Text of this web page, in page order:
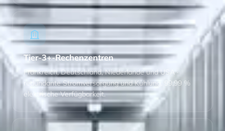
Tier-3+-Rechenzentren
Frankreich, Deutschland, Niederlande und USA ·
redundante Stromversorgung und Kühlung, 99,99 %
elektrische Verfügbarkeit.